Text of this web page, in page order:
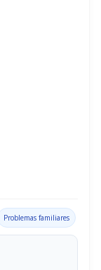
Problemas familiares